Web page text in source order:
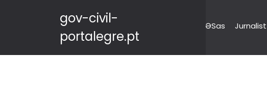
gov-civil-
portalegre.pt
ƏSas Jurnalist